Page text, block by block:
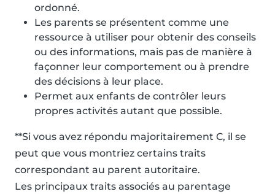
ordonné.
Les parents se présentent comme une
ressource à utiliser pour obtenir des conseils
ou des informations, mais pas de manière à
façonner leur comportement ou à prendre
des décisions à leur place.
Permet aux enfants de contrôler leurs
propres activités autant que possible.
**Si vous avez répondu majoritairement C, il se
peut que vous montriez certains traits
correspondant au parent autoritaire.
Les principaux traits associés au parentage